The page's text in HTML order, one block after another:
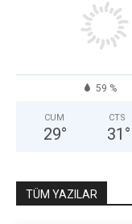
59 %
CUM
29°
CTS
31 °
TÜM YAZILAR